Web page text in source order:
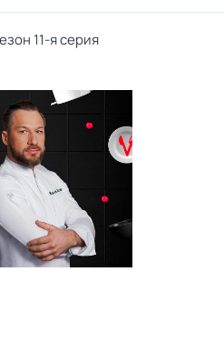
11-я серия